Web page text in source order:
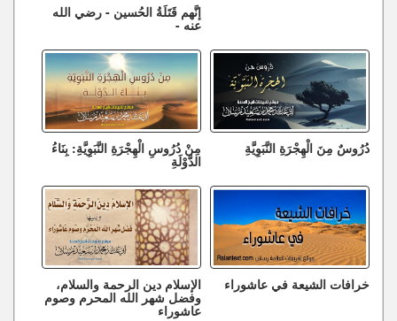
إنَّهم قَتَلَةُ الحُسين - رضي الله
عنه -
دُرُوسٌ مِنَ الْهِجْرَةِ النَّبَوِيَّةِ مِنْ دُرُوسِ الْهِجْرَةِ النَّبَوِيَّةِ: بِنَاءُ
الدَّوْلَةِ
خرافات الشيعة في عاشوراء الإسلام دين الرحمة والسلام،
وفضل شهر الله المحرم وصوم
عاشوراء